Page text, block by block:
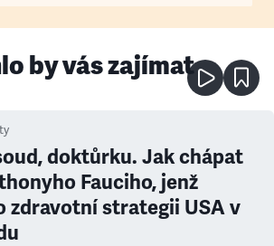
by vás zajímat
doktůrku. Jak chápat
Fauciho, jenž
zdravotní strategii USA v